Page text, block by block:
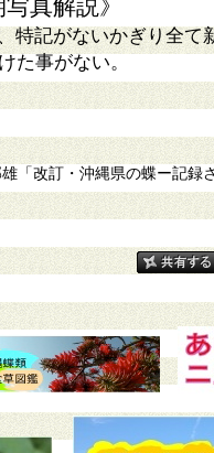
真解説》
特記がないかぎり全て
た事がない。
「改訂・沖縄県の蝶ー記録